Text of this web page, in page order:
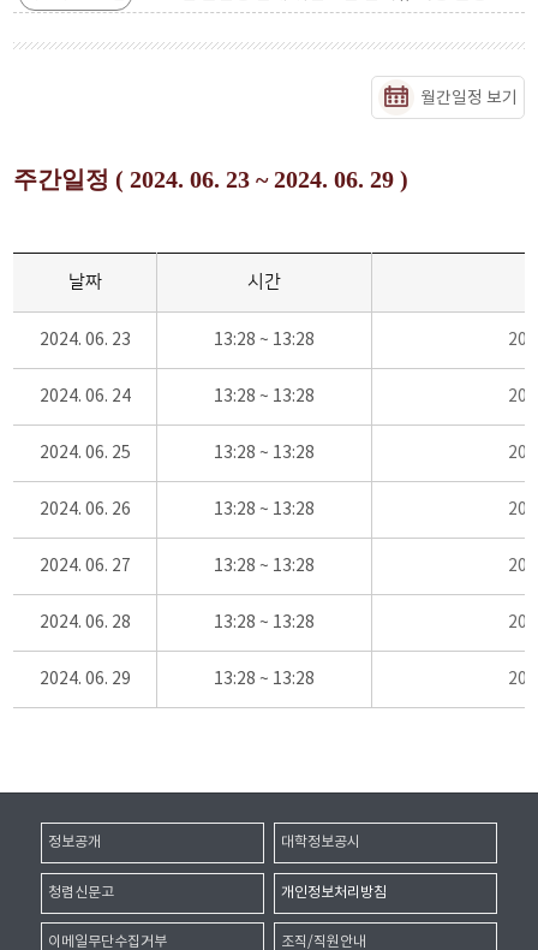
월간일정 보기
주간일정 ( 2024. 06. 23 ~ 2024. 06. 29 )
날짜 시간
2024. 06. 23 13:28 ~ 13:28
2024. 06. 24 13:28 ~ 13:28
2024. 06. 25 13:28 ~ 13:28
2024. 06. 26 13:28 ~ 13:28
2024. 06. 27 13:28 ~ 13:28
2024. 06. 28 13:28 ~ 13:28
2024. 06. 29 13:28 ~ 13:28
정보공개 대학정보공시
청렴신문고 개인정보처리방침
이메일무단수집거부 조직/직원안내